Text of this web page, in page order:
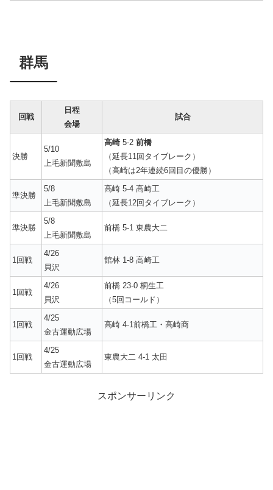
群馬
回戦
日程
会場
試合
決勝
5/10
上毛新聞敷島
高崎5-2 前橋
（延長11回タイブレーク）
（高崎は2年連続6回目の優勝）
準決勝
5/8
上毛新聞敷島
高崎 5-4 高崎工
（延長12回タイブレーク）
準決勝
5/8
上毛新聞敷島
前橋 5-1 東農大二
1回戦
4/26
貝沢
館林 1-8 高崎工
1回戦
4/26
貝沢
前橋 23-0 桐生工
（5回コールド）
1回戦
4/25
金古運動広場
高崎 4-1前橋工・高崎商
1回戦
4/25
金古運動広場
東農大二 4-1 太田
スポンサーリンク